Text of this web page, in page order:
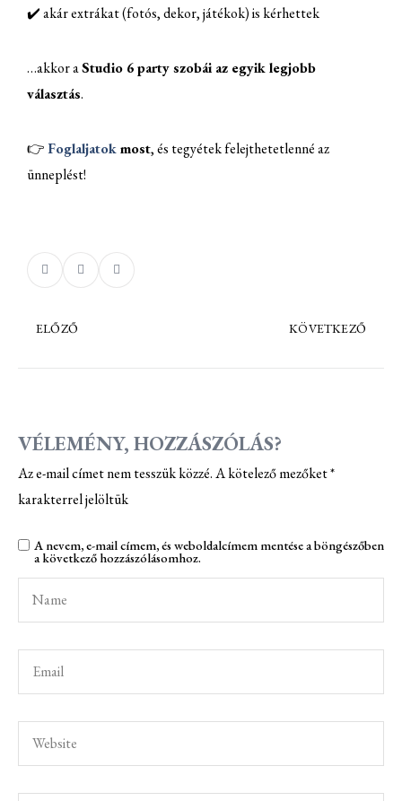
✔️ akár extrákat (fotós, dekor, játékok) is kérhettek
…akkor aStudio 6 party szobái az egyik legjobb
választás.
👉Foglaljatokmost, és tegyétek felejthetetlenné az
ünneplést!
ELŐZŐ KÖVETKEZŐ
VÉLEMÉNY, HOZZÁSZÓLÁS?
Az e-mail címet nem tesszük közzé.A kötelező mezőket*
karakterrel jelöltük
A nevem, e-mail címem, és weboldalcímem mentése a böngészőben
a következő hozzászólásomhoz.